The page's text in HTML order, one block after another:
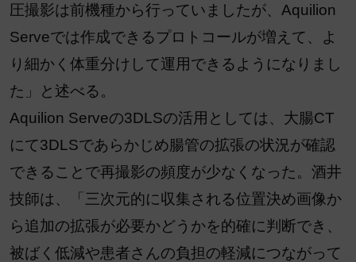
圧撮影は前機種から行っていましたが、Aquilion
Serveでは作成できるプロトコールが増えて、よ
り細かく体重分けして運用できるようになりまし
た」と述べる。
Aquilion Serveの3DLSの活用としては、大腸CT
にて3DLSであらかじめ腸管の拡張の状況が確認
できることで再撮影の頻度が少なくなった。酒井
技師は、「三次元的に収集される位置決め画像か
ら追加の拡張が必要かどうかを的確に判断でき、
被ばく低減や患者さんの負担の軽減につながって